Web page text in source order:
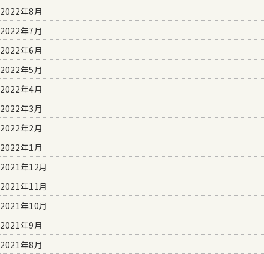
2022年8月
2022年7月
2022年6月
2022年5月
2022年4月
2022年3月
2022年2月
2022年1月
2021年12月
2021年11月
2021年10月
2021年9月
2021年8月